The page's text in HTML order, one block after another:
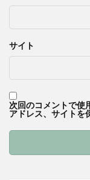
サイト
次回のコメントで使
アドレス、サイトを